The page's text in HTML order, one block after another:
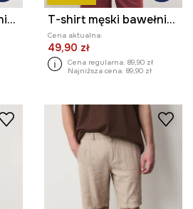
T-shirt męski bawełniany z elastanem z motywem zwierzęcym
T-shirt męski bawełniany z elastanem
Cena aktualna:
49,90 zł
Cena regularna: 89,90 zł
Najniższa cena: 89,90 zł